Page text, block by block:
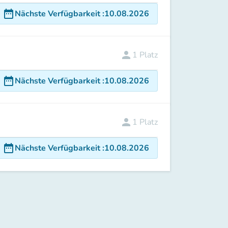
date_rangeNächste Verfügbarkeit:10.08.2026
person 1 Platz
date_rangeNächste Verfügbarkeit:10.08.2026
person 1 Platz
date_rangeNächste Verfügbarkeit:10.08.2026